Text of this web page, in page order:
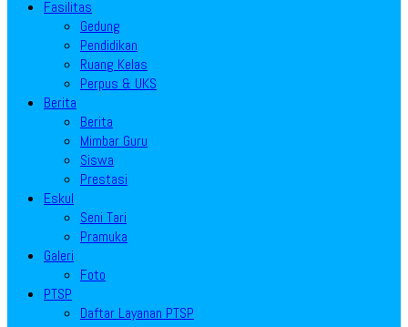
Fasilitas
Gedung
Pendidikan
Ruang Kelas
Perpus & UKS
Berita
Berita
Mimbar Guru
Siswa
Prestasi
Eskul
Seni Tari
Pramuka
Galeri
Foto
PTSP
Daftar Layanan PTSP